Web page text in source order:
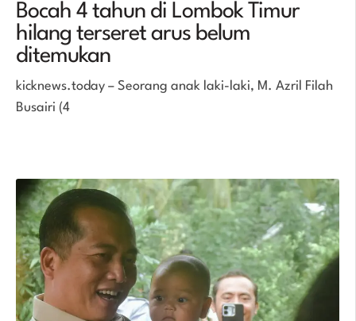
Bocah 4 tahun di Lombok Timur
hilang terseret arus belum
ditemukan
kicknews.today – Seorang anak laki-laki, M. Azril Filah
Busairi (4